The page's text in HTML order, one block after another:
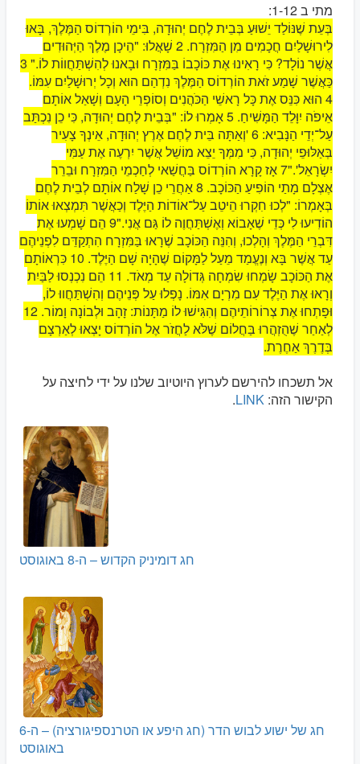
מתי ב 1-12:
בְּעֵת שֶׁנּוֹלַד יֵשׁוּעַ בְּבֵית לֶחֶם יְהוּדָה, בִּימֵי הוֹרְדוֹס הַמֶּלֶךְ, בָּאוּ
לִירוּשָׁלַיִם חֲכָמִים מִן הַמִּזְרָח. 2 שָׁאֲלוּ: "הֵיכָן מֶלֶךְ הַיְּהוּדִים
אֲשֶׁר נוֹלָד? כִּי רָאִינוּ אֶת כּוֹכָבוֹ בַּמִּזְרָח וּבָאנוּ לְהִשְׁתַּחֲווֹת לוֹ." 3
כַּאֲשֶׁר שָׁמַע זֹאת הוֹרְדוֹס הַמֶּלֶךְ נִדְהַם הוּא וְכָל יְרוּשָׁלַיִם עִמּוֹ.
4 הוּא כִּנֵּס אֶת כָּל רָאשֵׁי הַכֹּהֲנִים וְסוֹפְרֵי הָעָם וְשָׁאַל אוֹתָם
אֵיפֹה יִוָּלֵד הַמָּשִׁיחַ. 5 אָמְרוּ לוֹ: "בְּבֵית לֶחֶם יְהוּדָה, כִּי כֵן נִכְתַּב
עַל־יְדֵי הַנָּבִיא: 6 'וְאַתָּה בֵּית לֶחֶם אֶרֶץ יְהוּדָה, אֵינְךָ צָעִיר
בְּאַלּוּפֵי יְהוּדָה, כִּי מִמְּךָ יֵצֵא מוֹשֵׁל אֲשֶׁר יִרְעֶה אֶת עַמִּי
יִשְׂרָאֵל'."7 אָז קָרָא הוֹרְדוֹס בַּחֲשַׁאי לְחַכְמֵי הַמִּזְרָח וּבֵרֵר
אֶצְלָם מָתַי הוֹפִיעַ הַכּוֹכָב. 8 אַחֲרֵי כֵן שָׁלַח אוֹתָם לְבֵית לֶחֶם
בְּאָמְרוֹ: "לְכוּ חִקְרוּ הֵיטֵב עַל־אוֹדוֹת הַיֶּלֶד וְכַאֲשֶׁר תִּמְצְאוּ אוֹתוֹ
הוֹדִיעוּ לִי כְּדֵי שֶׁאָבוֹא וְאֶשְׁתַּחֲוֶה לוֹ גַּם אֲנִי."9 הֵם שָׁמְעוּ אֶת
דִּבְרֵי הַמֶּלֶךְ וְהָלְכוּ, וְהִנֵּה הַכּוֹכָב שֶׁרָאוּ בַּמִּזְרָח הִתְקַדֵּם לִפְנֵיהֶם
עַד אֲשֶׁר בָּא וְנֶעֱמַד מֵעַל לַמָּקוֹם שֶׁהָיָה שָׁם הַיֶּלֶד. 10 כִּרְאוֹתָם
אֶת הַכּוֹכָב שָׂמְחוּ שִׂמְחָה גְּדוֹלָה עַד מְאֹד. 11 הֵם נִכְנְסוּ לַבַּיִת
וְרָאוּ אֶת הַיֶּלֶד עִם מִרְיָם אִמּוֹ. נָפְלוּ עַל פְּנֵיהֶם וְהִשְׁתַּחֲווּ לוֹ,
וּפָתְחוּ אֶת צְרוֹרוֹתֵיהֶם וְהִגִּישׁוּ לוֹ מַתָּנוֹת: זָהָב וּלְבוֹנָה וָמוֹר. 12
לְאַחַר שֶׁהֻזְהֲרוּ בַּחֲלוֹם שֶׁלֹּא לַחֲזֹר אֶל הוֹרְדוֹס יָצְאוּ לְאַרְצָם
בְּדֶרֶךְ אַחֶרֶת.
אל תשכחו להירשם לערוץ היוטיוב שלנו על ידי לחיצה על
הקישור הזה: LINK
.
חג דומיניק הקדוש – ה-8 באוגוסט
חג של ישוע לבוש הדר (חג היפע או הטרנספיגורציה) – ה-6
באוגוסט